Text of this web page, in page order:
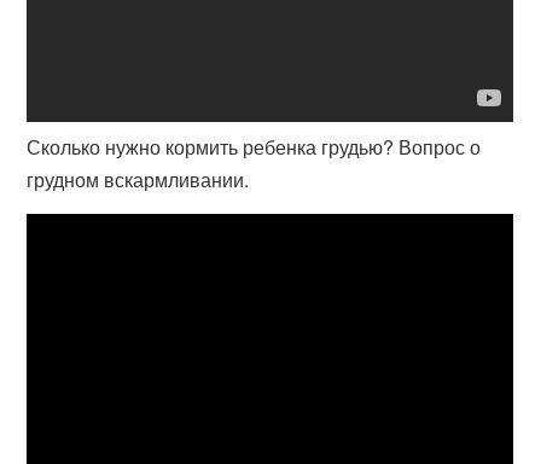
Сколько нужно кормить ребенка грудью? Вопрос о
грудном вскармливании.